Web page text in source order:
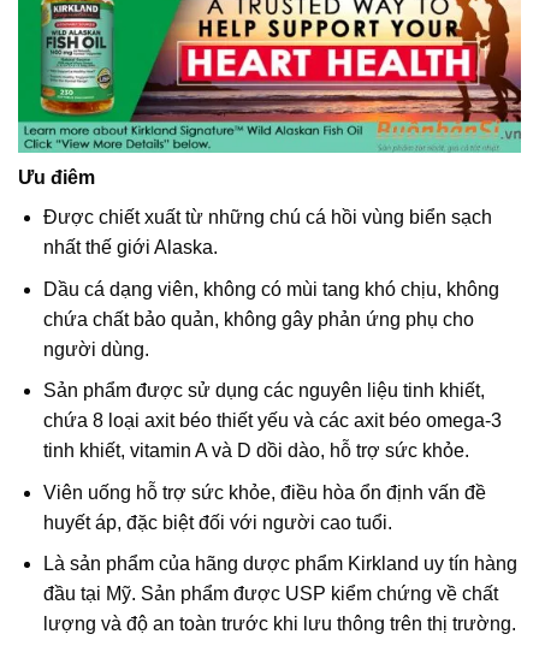
Ưu điêm
Được chiết xuất từ những chú cá hồi vùng biển sạch
nhất thế giới Alaska.
Dầu cá dạng viên, không có mùi tang khó chịu, không
chứa chất bảo quản, không gây phản ứng phụ cho
người dùng.
Sản phẩm được sử dụng các nguyên liệu tinh khiết,
chứa 8 loại axit béo thiết yếu và các axit béo omega-3
tinh khiết, vitamin A và D dồi dào, hỗ trợ sức khỏe.
Viên uống hỗ trợ sức khỏe, điều hòa ổn định vấn đề
huyết áp, đặc biệt đối với người cao tuổi.
Là sản phẩm của hãng dược phẩm Kirkland uy tín hàng
đầu tại Mỹ. Sản phẩm được USP kiểm chứng về chất
lượng và độ an toàn trước khi lưu thông trên thị trường.